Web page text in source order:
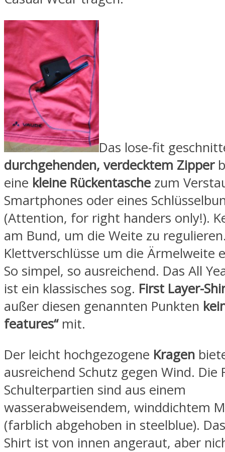
Das lose-fit
durchgehenden, verdecktem Zipper
eine kleine Rückentasche zum
Smartphones oder eines
(Attention, for right handers only!).
am Bund, um die Weite zu
Klettverschlüsse um die Ärmelweite
So simpel, so ausreichend. Das All
ist ein klassisches sog. First Layer-
außer diesen genannten Punkten
features“mit.
Der leicht hochgezogene Kragen
ausreichend Schutz gegen Wind. Die
Schulterpartien sind aus einem
wasserabweisendem, winddichtem
(farblich abgehoben in steelblue).
Shirt ist von innen angeraut, aber